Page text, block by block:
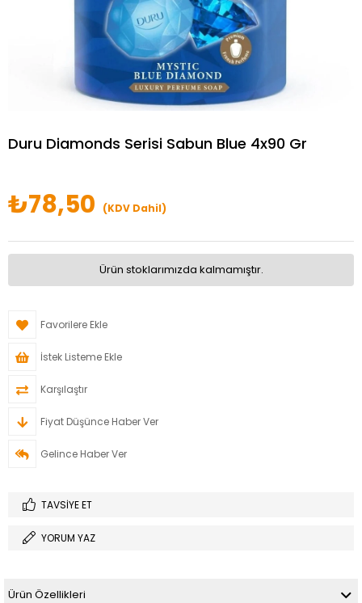
Duru Diamonds Serisi Sabun Blue 4x90 Gr
₺78,50 (KDV Dahil)
Ürün stoklarımızda kalmamıştır.
Favorilere Ekle
İstek Listeme Ekle
Karşılaştır
Fiyat Düşünce Haber Ver
Gelince Haber Ver
TAVSIYE ET
YORUM YAZ
Ürün Özellikleri